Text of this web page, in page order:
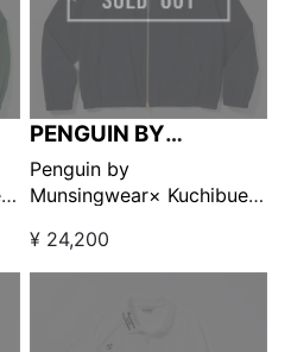
PENGUIN BY
MUNSINGWEAR
Penguin by
Munsingwear× Kuchibue
トップ ネイビー
【GO/LOOK!限定販売】
¥ 24,200